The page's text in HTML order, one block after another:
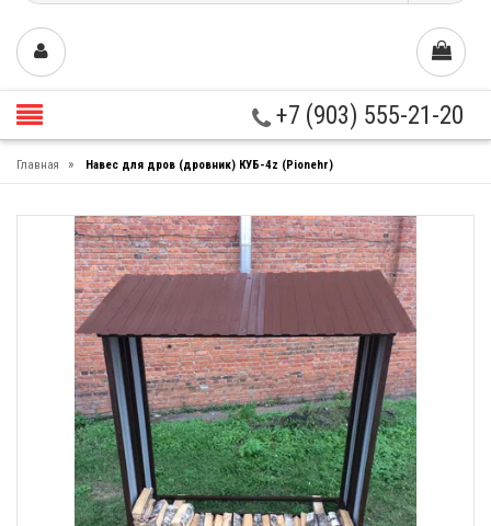
+7 (903) 555-21-20
Главная » Навес для дров (дровник) КУБ-4z (Pionehr)